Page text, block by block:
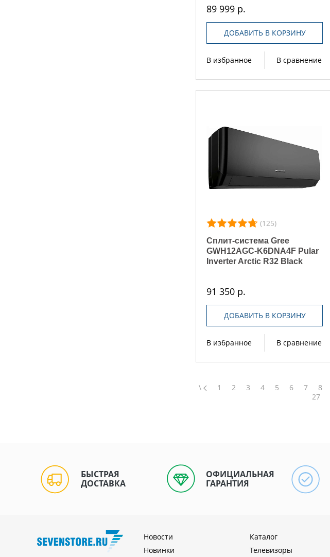
89 999 р.
ДОБАВИТЬ В КОРЗИНУ
В избранное В сравнение
(125)
Сплит-система Gree
GWH12AGC-K6DNA4F Pular
Inverter Arctic R32 Black
91 350 р.
ДОБАВИТЬ В КОРЗИНУ
В избранное В сравнение
\ 1 2 3 4 5 6 7 8
27
БЫСТРАЯ
ДОСТАВКА
ОФИЦИАЛЬНАЯ
ГАРАНТИЯ
Новости
Новинки
Каталог
Телевизоры